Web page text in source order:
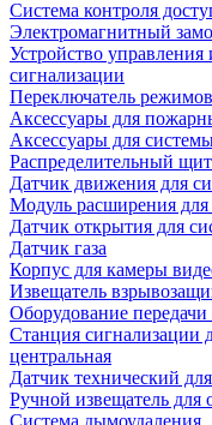
Система контроля
Электромагнитный
Устройство
сигнализации
Переключатель
Аксессуары для
Аксессуары для
Распределительный
Датчик движения для
Модуль расширения
Датчик открытия для
Датчик газа
Корпус для камеры
Извещатель
Оборудование передачи
Станция сигнализации
центральная
Датчик технический
Ручной извещатель для
Система дымоудаления